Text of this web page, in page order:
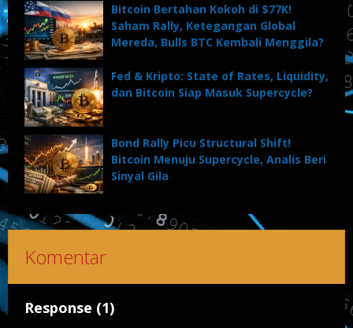
Bitcoin Bertahan Kokoh di $77K!
Saham Rally, Ketegangan Global
Mereda, Bulls BTC Kembali Menggila?
Fed & Kripto: State of Rates, Liquidity,
dan Bitcoin Siap Masuk Supercycle?
Bond Rally Picu Structural Shift!
Bitcoin Menuju Supercycle, Analis Beri
Sinyal Gila
Komentar
Response (1)